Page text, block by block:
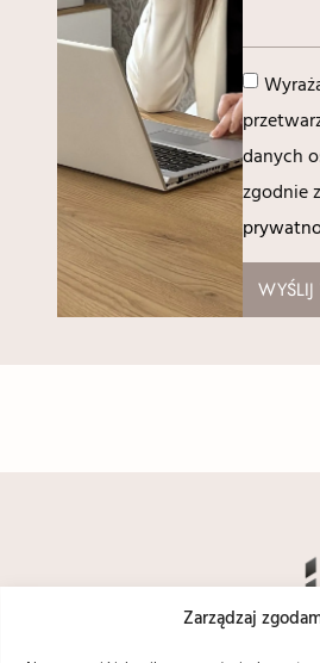
Zarządzaj
danych
zgodnie z